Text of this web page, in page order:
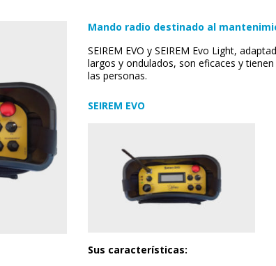
Mando radio destinado al
SEIREM EVO y SEIREM Evo Light,
largos y ondulados, son eficaces y
las personas.
SEIREM EVO
Sus características: